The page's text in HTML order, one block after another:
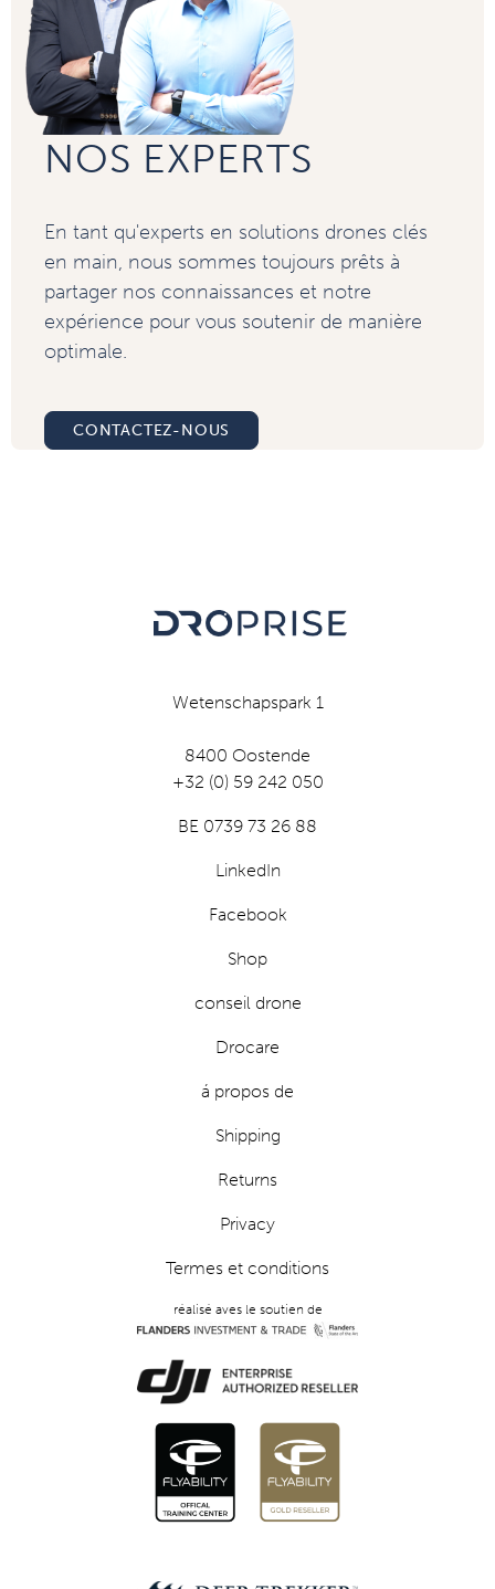
NOS EXPERTS
En tant qu'experts en solutions drones clés
en main, nous sommes toujours prêts à
partager nos connaissances et notre
expérience pour vous soutenir de manière
optimale.
CONTACTEZ-NOUS
Wetenschapspark 1
8400 Oostende
+32 (0) 59 242 050
BE 0739 73 26 88
LinkedIn
Facebook
Shop
conseil drone
Drocare
á propos de
Shipping
Returns
Privacy
Termes et conditions
réalisé aves le soutien de